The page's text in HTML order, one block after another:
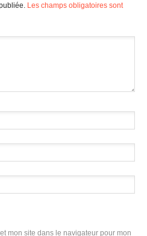
Les champs obligatoires sont
mon site dans le navigateur pour mon